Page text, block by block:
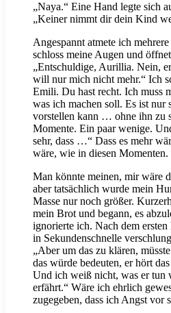
„Naya.“ Eine Hand legte sich
„Keiner nimmt dir dein Kind
Angespannt atmete ich
schloss meine Augen und
„Entschuldige, Aurillia. Nein,
will nur mich nicht mehr.“ Ich
Emili. Du hast recht. Ich muss
was ich machen soll. Es ist nur
vorstellen kann … ohne ihn zu
Momente. Ein paar wenige.
sehr, dass …“ Dass es mehr
wäre, wie in diesen Momenten.
Man könnte meinen, mir wäre
aber tatsächlich wurde mein
Masse nur noch größer.
mein Brot und begann, es
ignorierte ich. Nach dem
in Sekundenschnelle
„Aber um das zu klären,
das würde bedeuten, er hört
Und ich weiß nicht, was er tun
erfährt.“ Wäre ich ehrlich
zugegeben, dass ich Angst vor